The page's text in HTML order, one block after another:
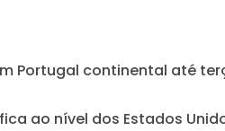
Portugal continental até
ao nível dos Estados